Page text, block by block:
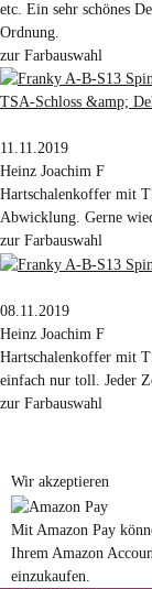
etc. Ein sehr schönes
Ordnung.
zur Farbauswahl
11.11.2019
Heinz Joachim F
Hartschalenkoffer mit
Abwicklung. Gerne
zur Farbauswahl
08.11.2019
Heinz Joachim F
Hartschalenkoffer mit
einfach nur toll. Jeder
zur Farbauswahl
Wir akzeptieren
Mit Amazon Pay
Ihrem Amazon
einzukaufen.